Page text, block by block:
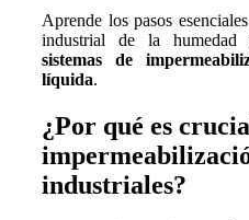
Aprende los pasos
industrial de la
sistemas de
líquida.
¿Por qué es
industriales?